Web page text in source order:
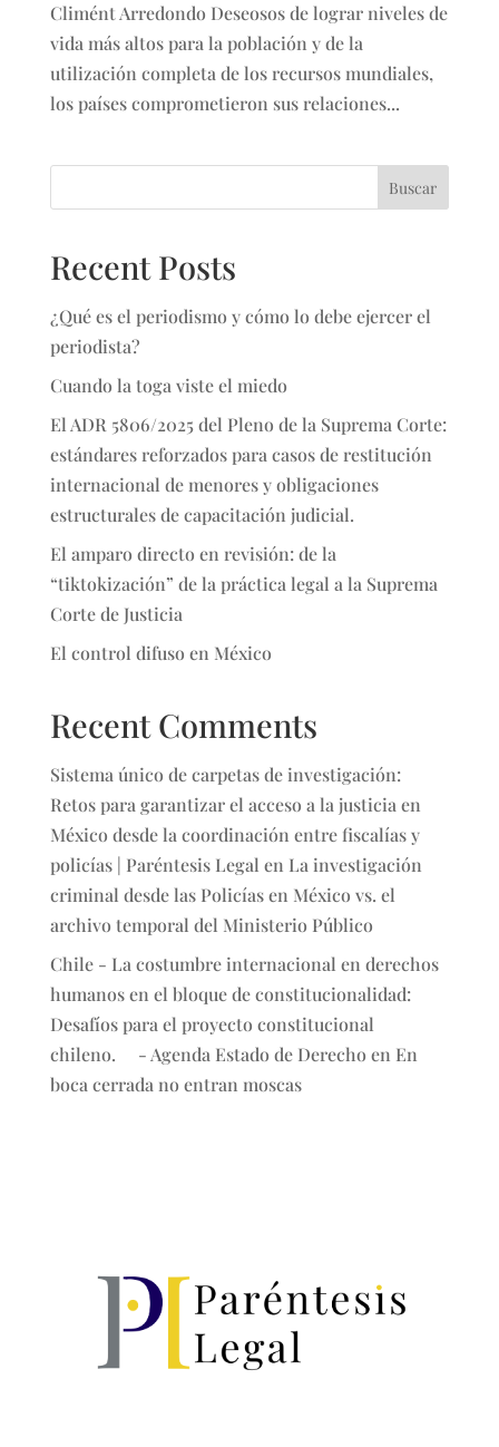
Climént Arredondo Deseosos de lograr niveles de
vida más altos para la población y de la
utilización completa de los recursos mundiales,
los países comprometieron sus relaciones...
Buscar
Recent Posts
¿Qué es el periodismo y cómo lo debe ejercer el
periodista?
Cuando la toga viste el miedo
El ADR 5806/2025 del Pleno de la Suprema Corte:
estándares reforzados para casos de restitución
internacional de menores y obligaciones
estructurales de capacitación judicial.
El amparo directo en revisión: de la
“tiktokización” de la práctica legal a la Suprema
Corte de Justicia
El control difuso en México
Recent Comments
Sistema único de carpetas de investigación:
Retos para garantizar el acceso a la justicia en
México desde la coordinación entre fiscalías y
policías | Paréntesis Legal en La investigación
criminal desde las Policías en México vs. el
archivo temporal del Ministerio Público
Chile - La costumbre internacional en derechos
humanos en el bloque de constitucionalidad:
Desafíos para el proyecto constitucional
chileno. - Agenda Estado de Derecho en En
boca cerrada no entran moscas